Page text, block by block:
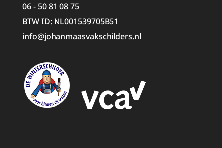
06 - 50 81 08 75
BTW ID: NL001539705B51
info@johanmaasvakschilders.nl